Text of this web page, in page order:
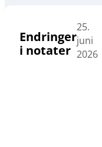
Endringer
i notater
25.
juni
2026